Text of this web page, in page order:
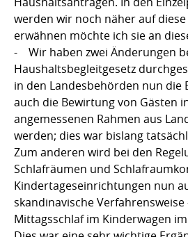
werden wir noch näher auf
erwähnen möchte ich sie an
- Wir haben zwei Änderungen
Haushaltsbegleitgesetz
in den Landesbehörden nun die
auch die Bewirtung von Gästen
angemessenen Rahmen aus
werden; dies war bislang
Zum anderen wird bei den
Schlafräumen und
Kindertageseinrichtungen nun
skandinavische
Mittagsschlaf im Kinderwagen